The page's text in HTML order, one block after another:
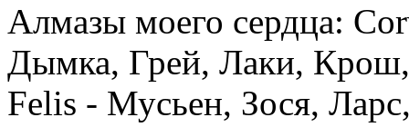
Алмазы моего сердца:
Дымка, Грей, Лаки,
Felis - Мусьен, Зося,